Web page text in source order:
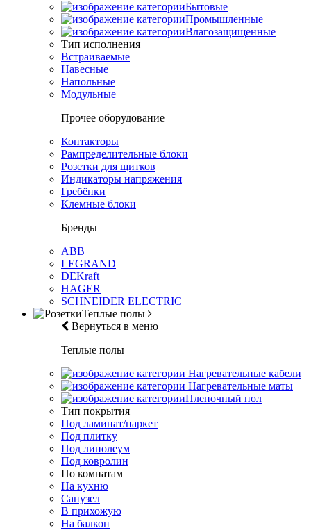
Бытовые
Промышленные
Влагозащищенные
Тип исполнения
Встраиваемые
Навесные
Напольные
Модульные
Прочее оборудование
Контакторы
Рампределительные блоки
Розетки для щитков
Индикаторы напряжения
Гребёнки
Клемные блоки
Бренды
ABB
LEGRAND
DEKraft
HAGER
SCHNEIDER ELECTRIC
Теплые полы
Вернуться в меню
Теплые полы
Нагревательные кабели
Нагревательные маты
Пленочный пол
Тип покрытия
Под ламинат/паркет
Под плитку
Под линолеум
Под ковролин
По комнатам
На кухню
Санузел
В прихожую
На балкон